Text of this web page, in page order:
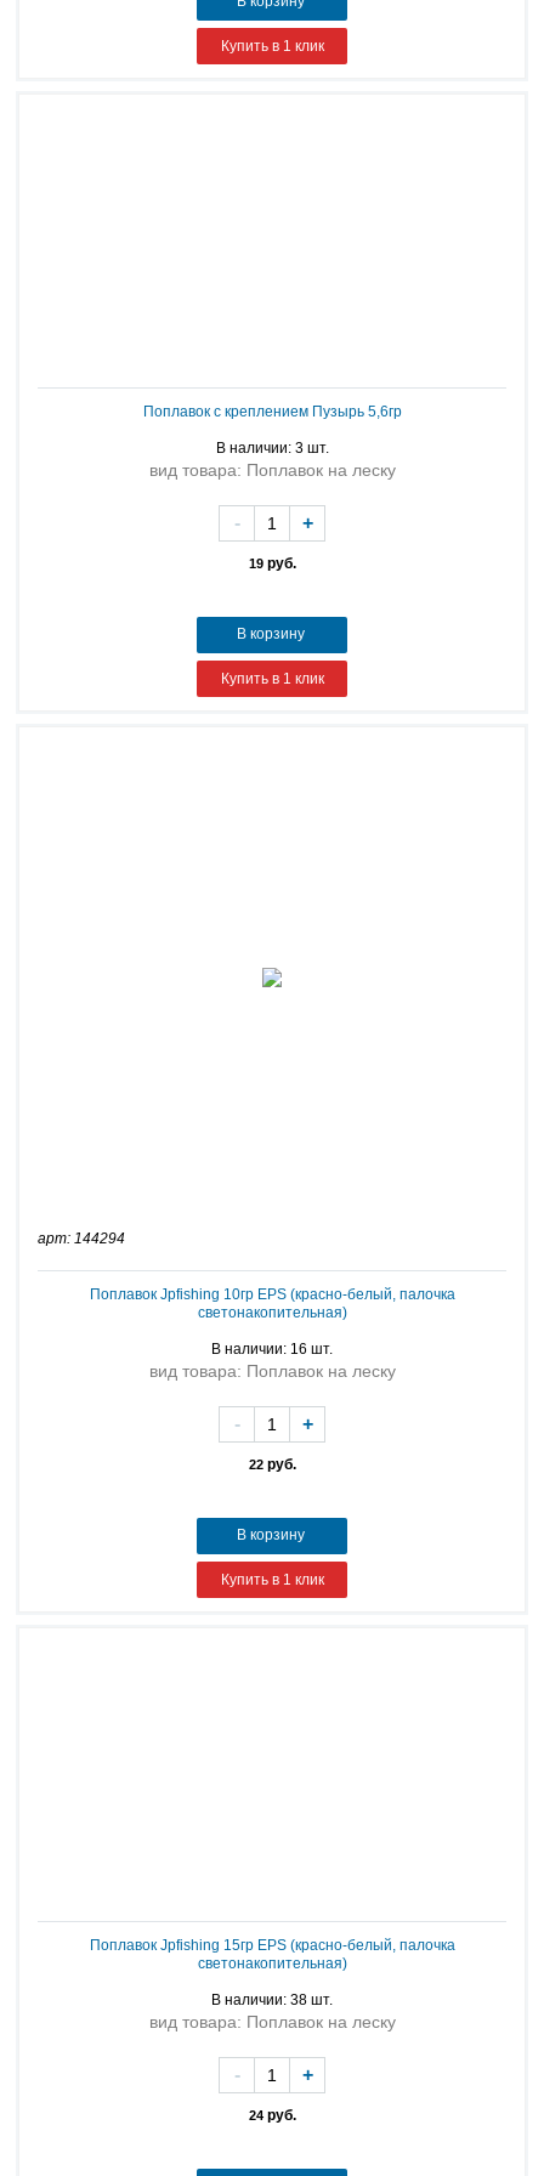
Купить в 1 клик
Поплавок с креплением Пузырь 5,6гр
В наличии: 3 шт.
вид товара: Поплавок на леску
19руб.
- +
В корзину
Купить в 1 клик
арт: 144294
Поплавок Jpfishing 10гр EPS (красно-белый, палочка
светонакопительная)
В наличии: 16 шт.
вид товара: Поплавок на леску
22руб.
- +
В корзину
Купить в 1 клик
Поплавок Jpfishing 15гр EPS (красно-белый, палочка
светонакопительная)
В наличии: 38 шт.
вид товара: Поплавок на леску
24руб.
- +